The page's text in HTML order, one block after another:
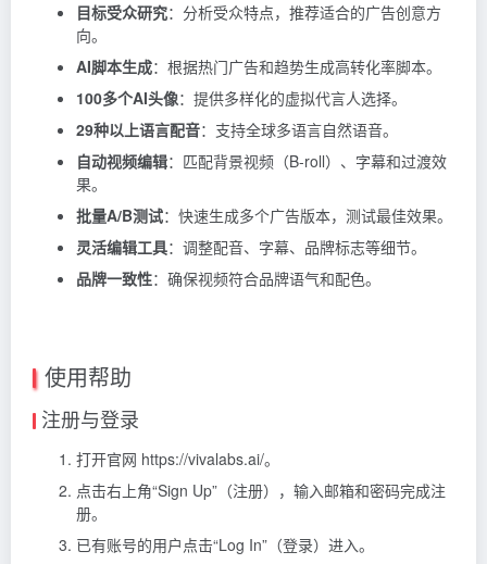
目标受众研究：分析受众特点，推荐适合的广告创意方
向。
AI脚本生成：根据热门广告和趋势生成高转化率脚本。
100多个AI头像：提供多样化的虚拟代言人选择。
29种以上语言配音：支持全球多语言自然语音。
自动视频编辑：匹配背景视频（B-roll）、字幕和过渡效
果。
批量A/B测试：快速生成多个广告版本，测试最佳效果。
灵活编辑工具：调整配音、字幕、品牌标志等细节。
品牌一致性：确保视频符合品牌语气和配色。
使用帮助
注册与登录
打开官网 https://vivalabs.ai/。
点击右上角“Sign Up”（注册），输入邮箱和密码完成注
册。
已有账号的用户点击“Log In”（登录）进入。